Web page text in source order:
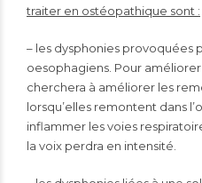
traiter en ostéopathique sont :
– les dysphonies provoquées
oesophagiens. Pour
cherchera à améliorer les
lorsqu’elles remontent dans
inflammer les voies
la voix perdra en intensité.